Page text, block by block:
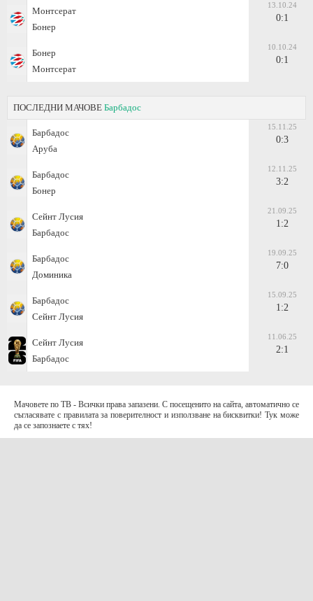
Монтсерат
Бонер
13.10.24
0:1
Бонер
Монтсерат
10.10.24
0:1
ПОСЛЕДНИ МАЧОВЕ Барбадос
Барбадос
Аруба
15.11.25
0:3
Барбадос
Бонер
12.11.25
3:2
Сейнт Лусия
Барбадос
21.09.25
1:2
Барбадос
Доминика
19.09.25
7:0
Барбадос
Сейнт Лусия
15.09.25
1:2
Сейнт Лусия
Барбадос
11.06.25
2:1
Мачовете по ТВ - Всички права запазени. С посещенито на сайта, автоматично се
съгласявате с правилата за поверителност и използване на бисквитки! Тук може
да се запознаете с тях!